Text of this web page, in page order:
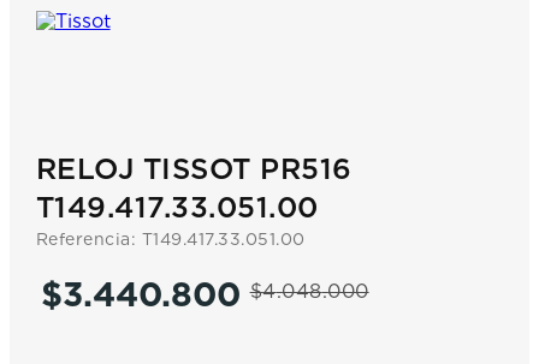
RELOJ TISSOT PR516
T149.417.33.051.00
Referencia: T149.417.33.051.00
$4.048.000
$3.440.800